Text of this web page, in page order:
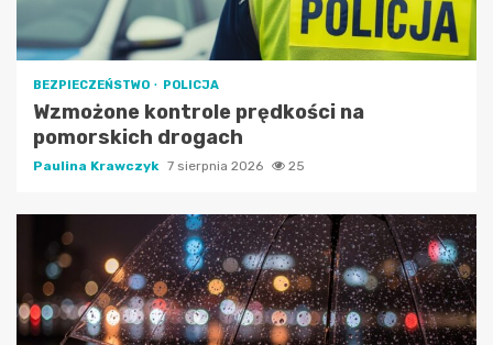
BEZPIECZEŃSTWO POLICJA
Wzmożone kontrole prędkości na
pomorskich drogach
Paulina Krawczyk 7 sierpnia 2026 25